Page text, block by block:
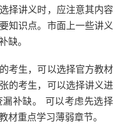
择讲义时，应注意其内容
知识点。市面上一些讲义
缺。
考生，可以选择官方教材
的考生，可以选择讲义进
补缺。 可以考虑先选择
材重点学习薄弱章节。